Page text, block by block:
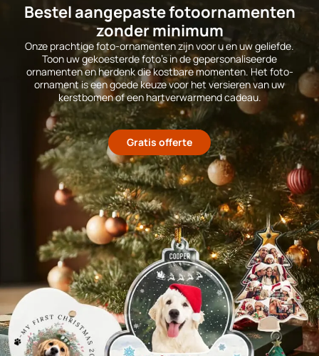
Bestel aangepaste fotoornamenten
zonder minimum
Onze prachtige foto-ornamenten zijn voor u en uw geliefde.
Toon uw gekoesterde foto's in de gepersonaliseerde
ornamenten en herdenk die kostbare momenten. Het foto-
ornament is een goede keuze voor het versieren van uw
kerstbomen of een hartverwarmend cadeau.
Gratis offerte